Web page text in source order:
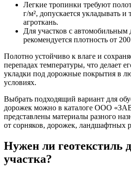
Легкие тропинки требуют
г/м², допускается укладывать и
агроткань.
Для участков с
рекомендуется плотность от
Полотно устойчиво к влаге и
перепадах температуры, что делает
укладки под дорожные покрытия в
условиях.
Выбрать подходящий вариант для
дорожек можно в каталоге ООО
представлены материалы разного
от сорняков, дорожек, ландшафтных
Нужен ли геотекстиль
участка?